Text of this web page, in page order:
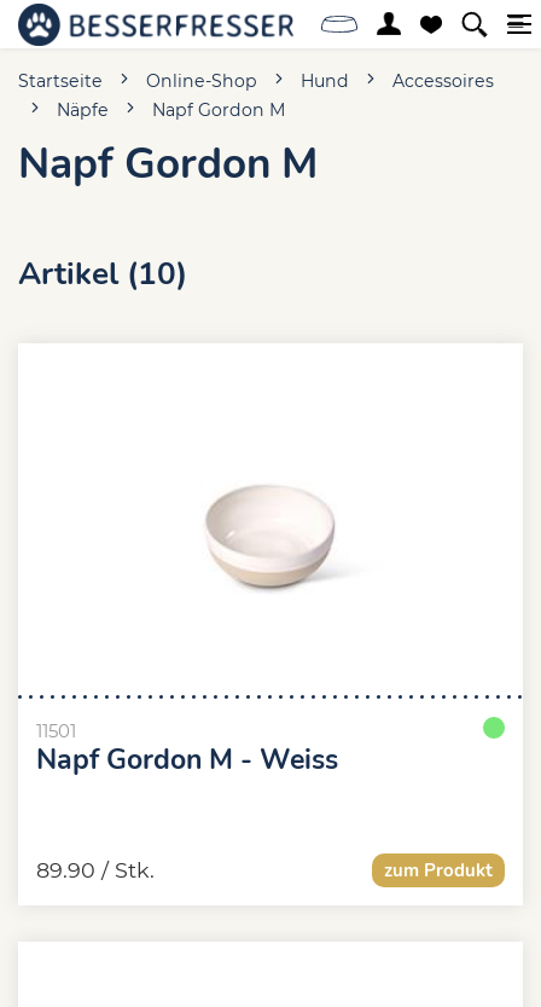
Startseite Online-Shop Hund
Accessoires
Näpfe
Napf Gordon M
Napf Gordon M
Artikel (10)
11501
Napf Gordon M - Weiss
zum Produkt
89.90 / Stk.